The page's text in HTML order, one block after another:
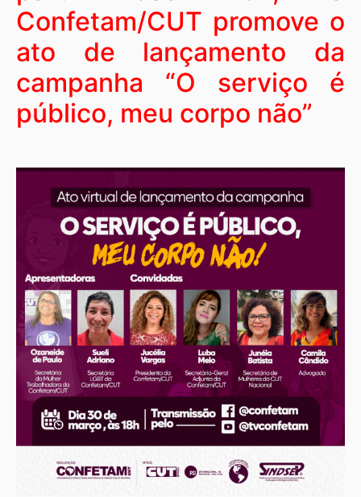
Confetam/CUT promove o
ato de lançamento da
campanha “O serviço é
público, meu corpo não”